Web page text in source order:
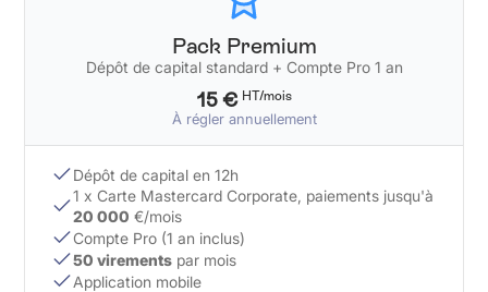
Pack Premium
Dépôt de capital standard + Compte Pro 1 an
15 € HT/mois
À régler annuellement
Dépôt de capital en 12h
1 x Carte Mastercard Corporate, paiements jusqu'à
20 000 €/mois
Compte Pro (1 an inclus)
50 virements par mois
Application mobile